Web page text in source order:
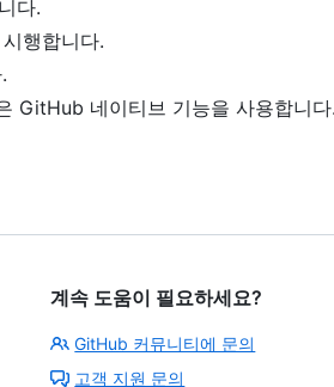
다.
행합니다.
GitHub 네이티브 기능을 사용합니다.
계속 도움이 필요하세요?
GitHub 커뮤니티에 문의
고객 지원 문의